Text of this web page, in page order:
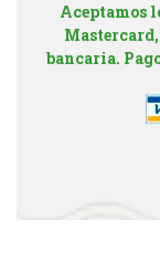
Aceptamos
bancaria.